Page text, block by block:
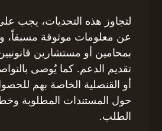
لتجاوز هذه التحديات، يجب
عن معلومات موثوقة مسبقاً،
بمحامين أو مستشارين
تقديم الدعم. كما يُوصى
أو القنصلية الخاصة بهم
حول المستندات المطلوبة
الطلب.